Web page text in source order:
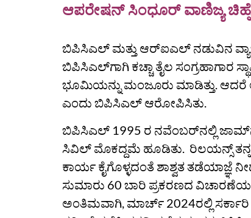
ಆಪರೇಷನ್ ಸಿಂಧೂರ್ ವಾಣಿಜ್ಯ
ಬಿಪಿಸಿಎಲ್ ಮತ್ತು ಆರ್‌ಐಎಲ್ ನಡುವಿನ
ಬಿಪಿಸಿಎಲ್‌ಗಾಗಿ ಕಚ್ಚಾ ತೈಲ ಸಂಗ್ರಹಾಗಾರ
ಭೂಮಿಯನ್ನು ಮಂಜೂರು ಮಾಡಿತ್ತು.
ಎಂದು ಬಿಪಿಸಿಎಲ್‌ ಆರೋಪಿಸಿತು.
ಬಿಪಿಸಿಎಲ್ 1995 ರ ನವೆಂಬರ್‌ನಲ್ಲಿ
ಸಿವಿಲ್ ಮೊಕದ್ದಮೆ ಹೂಡಿತು. ರಿಲಯನ್ಸ್ ತನ್ನ
ಕಾರ್ಯ ಕೈಗೊಳ್ಳದಂತೆ ಶಾಶ್ವತ
ಸುಮಾರು 60 ಬಾರಿ ಪ್ರಕರಣದ
ಅಂತಿಮವಾಗಿ, ಮಾರ್ಚ್ 2024ರಲ್ಲಿ